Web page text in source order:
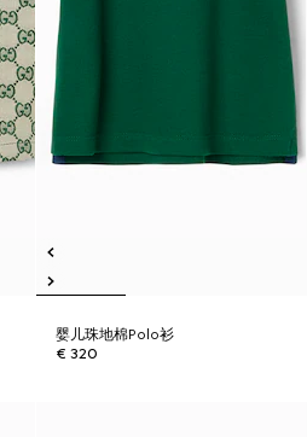
婴儿珠地棉Polo衫
€ 320